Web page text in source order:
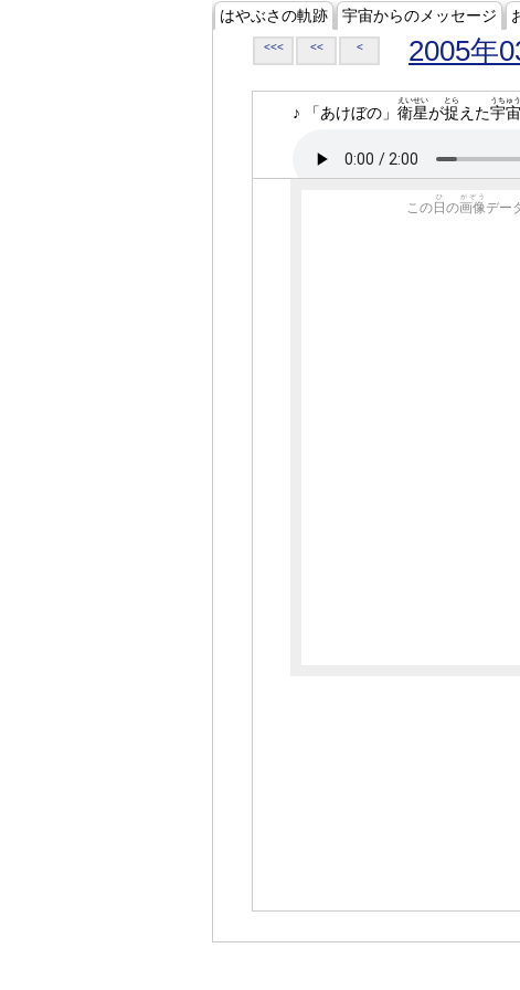
はやぶさの軌跡 宇宙からのメッセージ
<<< << < 2005年
♪ 「あけぼの」 衛星
えいせい
が捉
とら
えた宇宙
うちゅう
この 日
ひ
の画像
がぞう
デー